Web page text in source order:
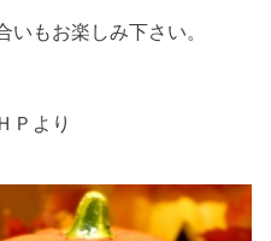
いもお楽しみ下さい。
Ｐより